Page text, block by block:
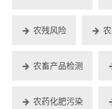
农残风险
农畜产品检测
农药化肥污染